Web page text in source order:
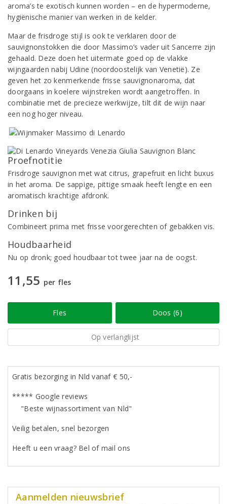
aroma’s te exotisch kunnen worden – en de hypermoderne,
hygiënische manier van werken in de kelder.
Maar de frisdroge stijl is ook te verklaren door de
sauvignonstokken die door Massimo’s vader uit Sancerre zijn
gehaald. Deze doen het uitermate goed op de vlakke
wijngaarden nabij Udine (noordoostelijk van Venetië). Ze
geven het zo kenmerkende frisse sauvignonaroma, dat
doorgaans in koelere wijnstreken wordt aangetroffen. In
combinatie met de precieze werkwijze, tilt dit de wijn naar
een nog hoger niveau.
Proefnotitie
Frisdroge sauvignon met wat citrus, grapefruit en licht buxus
in het aroma. De sappige, pittige smaak heeft lengte en een
aromatisch krachtige afdronk.
Drinken bij
Combineert prima met frisse voorgerechten of gebakken vis.
Houdbaarheid
Nu op dronk; goed houdbaar tot twee jaar na de oogst.
11,55 per fles
Fles Doos (6)
Op verlanglijst
Gratis bezorging in Nld vanaf € 50,-
***** Google reviews
"Beste wijnassortiment van Nld"
Veilig betalen, snel bezorgen
Heeft u een vraag? Bel of mail ons
Aanmelden nieuwsbrief